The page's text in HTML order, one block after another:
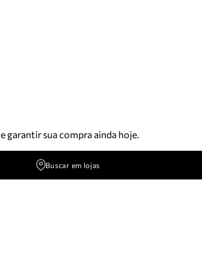
e garantir sua compra ainda hoje.
Buscar em lojas